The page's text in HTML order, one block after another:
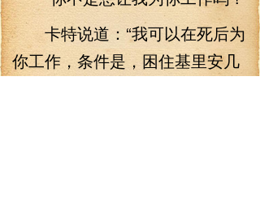
卡特说道：“我可以在死后为
你工作，条件是，困住基里安几